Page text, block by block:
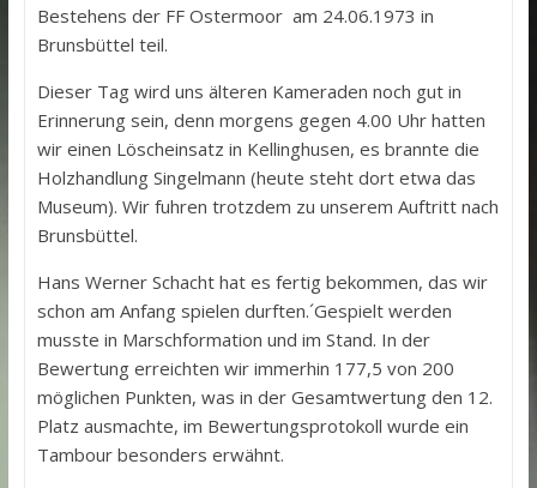
Bestehens der FF Ostermoor am 24.06.1973 in
Brunsbüttel teil.
Dieser Tag wird uns älteren Kameraden noch gut in
Erinnerung sein, denn morgens gegen 4.00 Uhr hatten
wir einen Löscheinsatz in Kellinghusen, es brannte die
Holzhandlung Singelmann (heute steht dort etwa das
Museum). Wir fuhren trotzdem zu unserem Auftritt nach
Brunsbüttel.
Hans Werner Schacht hat es fertig bekommen, das wir
schon am Anfang spielen durften.´Gespielt werden
musste in Marschformation und im Stand. In der
Bewertung erreichten wir immerhin 177,5 von 200
möglichen Punkten, was in der Gesamtwertung den 12.
Platz ausmachte, im Bewertungsprotokoll wurde ein
Tambour besonders erwähnt.